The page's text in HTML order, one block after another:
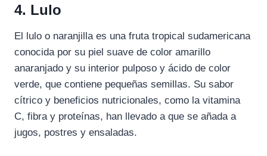
4. Lulo
El lulo o naranjilla es una fruta tropical sudamericana
conocida por su piel suave de color amarillo
anaranjado y su interior pulposo y ácido de color
verde, que contiene pequeñas semillas. Su sabor
cítrico y beneficios nutricionales, como la vitamina
C, fibra y proteínas, han llevado a que se añada a
jugos, postres y ensaladas.